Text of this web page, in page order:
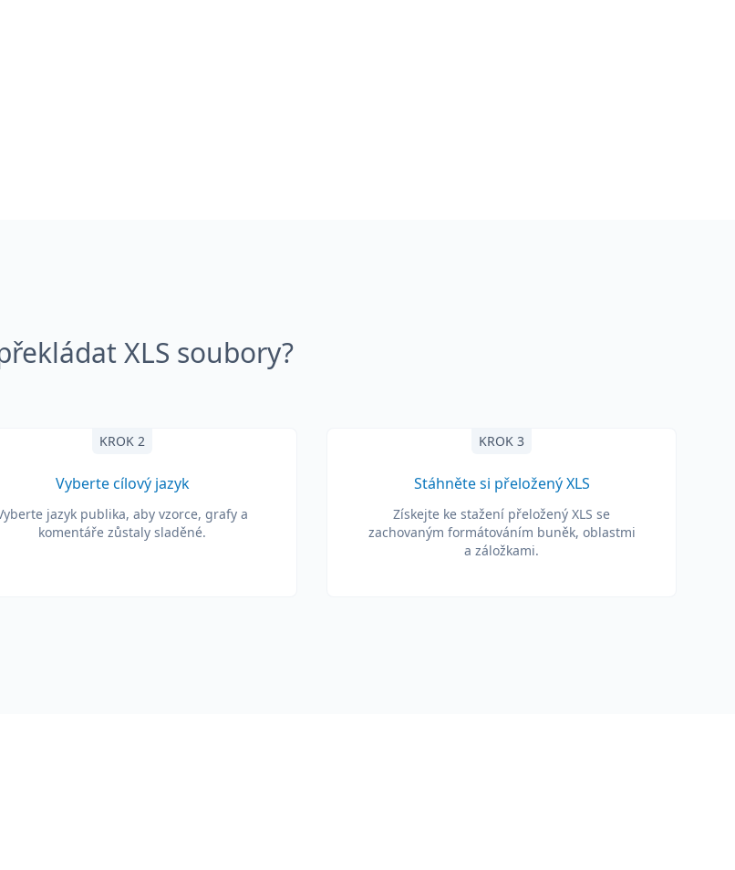
XLS soubory?
KROK 2
Vyberte cílový jazyk
jazyk publika, aby vzorce, grafy a
komentáře zůstaly sladěné.
KROK 3
Stáhněte si přeložený XLS
Získejte ke stažení přeložený XLS se
zachovaným formátováním buněk, oblastmi
a záložkami.